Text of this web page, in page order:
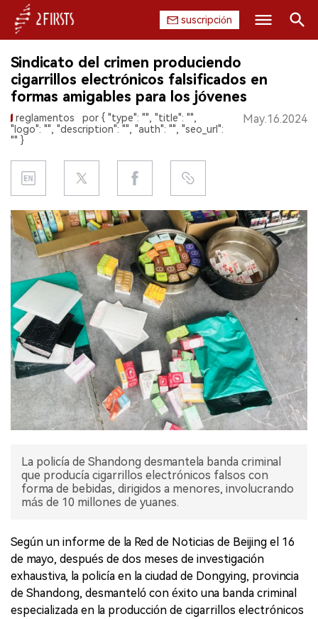
suscripción
INICIO
EMPRESA
PRODUCTO
REGULACIÓN
CHINA
DATOS
EXPOSICIÓN
ENTREVISTA
Sindicato del crimen produciendo
cigarrillos electrónicos falsificados en
formas amigables para los jóvenes
reglamentos
por { "type": "", "title": "",
"logo": "", "description": "", "auth": "", "seo_url":
"" }
May.16.2024
La policía de Shandong desmantela banda criminal
que producía cigarrillos electrónicos falsos con
forma de bebidas, dirigidos a menores, involucrando
más de 10 millones de yuanes.
Según un informe de la Red de Noticias de Beijing el 16
de mayo, después de dos meses de investigación
exhaustiva, la policía en la ciudad de Dongying, provincia
de Shandong, desmanteló con éxito una banda criminal
especializada en la producción de cigarrillos electrónicos